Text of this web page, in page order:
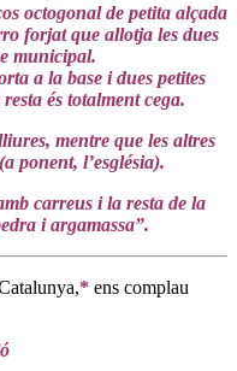
octogonal de petita alçada
forjat que allotja les dues
municipal.
a la base i dues petites
és totalment cega.
mentre que les altres
ponent, l’església).
carreus i la resta de la
i argamassa”.
* ens complau